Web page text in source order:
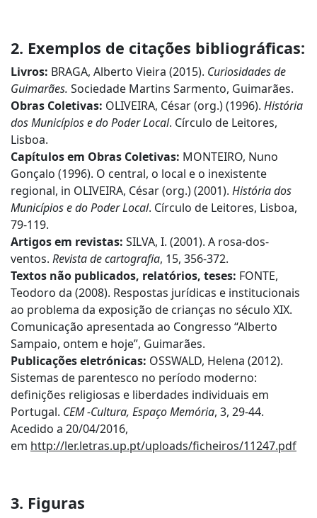
2. Exemplos de citações bibliográficas:
Livros: BRAGA, Alberto Vieira (2015). Curiosidades de
Guimarães. Sociedade Martins Sarmento, Guimarães.
Obras Coletivas: OLIVEIRA, César (org.) (1996). História
dos Municípios e do Poder Local. Círculo de Leitores,
Lisboa.
Capítulos em Obras Coletivas: MONTEIRO, Nuno
Gonçalo (1996). O central, o local e o inexistente
regional, in OLIVEIRA, César (org.) (2001). História dos
Municípios e do Poder Local. Círculo de Leitores, Lisboa,
79-119.
Artigos em revistas: SILVA, I. (2001). A rosa-dos-
ventos. Revista de cartografia, 15, 356-372.
Textos não publicados, relatórios, teses: FONTE,
Teodoro da (2008). Respostas jurídicas e institucionais
ao problema da exposição de crianças no século XIX.
Comunicação apresentada ao Congresso “Alberto
Sampaio, ontem e hoje”, Guimarães.
Publicações eletrónicas: OSSWALD, Helena (2012).
Sistemas de parentesco no período moderno:
definições religiosas e liberdades individuais em
Portugal. CEM -Cultura, Espaço Memória, 3, 29-44.
Acedido a 20/04/2016,
em http://ler.letras.up.pt/uploads/ficheiros/11247.pdf
3. Figuras